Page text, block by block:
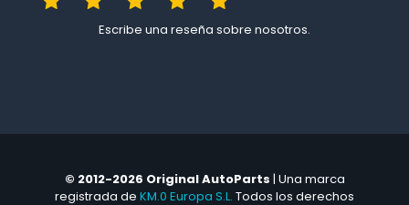
Escribe una reseña sobre nosotros.
© 2012-2026 Original AutoParts | Una marca
registrada de KM.0 Europa S.L. Todos los derechos